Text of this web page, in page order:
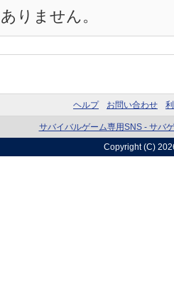
りません。
ヘルプ お問い合わせ
サバイバルゲーム専用SNS - サバ
Copyright (C)